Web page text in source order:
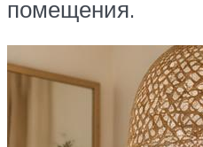
помещения.